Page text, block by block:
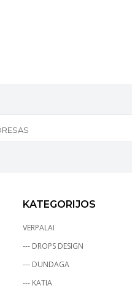
KATEGORIJOS
VERPALAI
--- DROPS DESIGN
--- DUNDAGA
--- KATIA